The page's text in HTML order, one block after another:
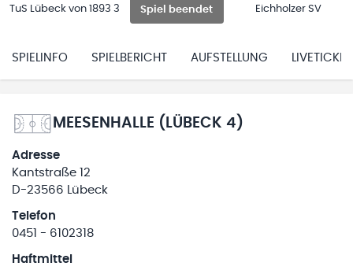
TuS Lübeck von 1893 3 Spiel beendet Eichholzer SV
SPIELINFO SPIELBERICHT AUFSTELLUNG LIVETICKER
MEESENHALLE (LÜBECK 4)
Adresse
Kantstraße 12
D-23566 Lübeck
Telefon
0451 - 6102318
Haftmittel